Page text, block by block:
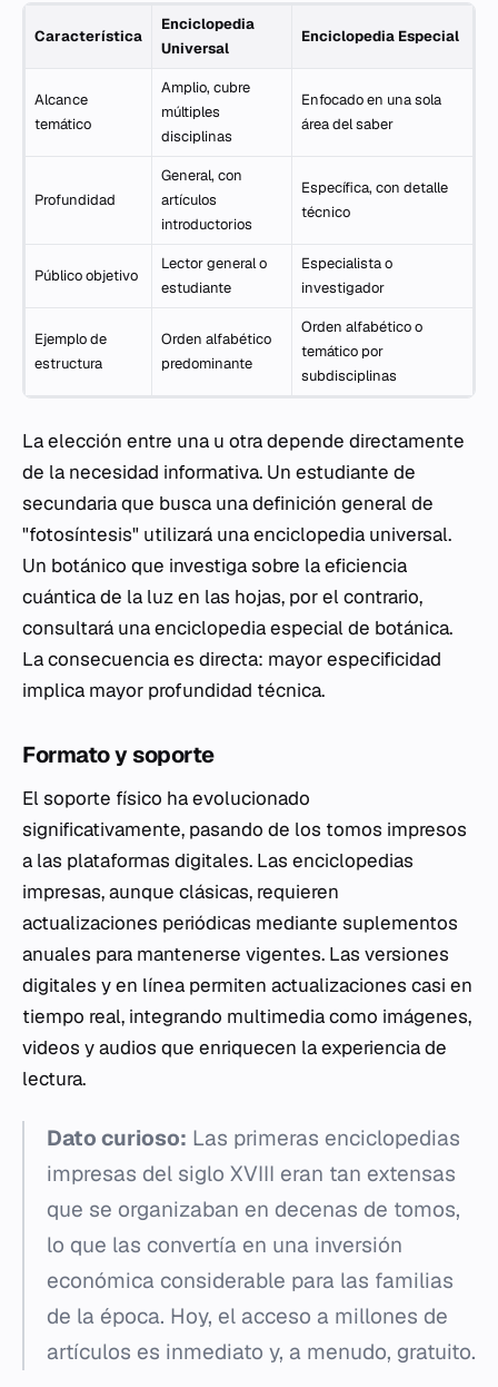
Característica
Enciclopedia
Universal
Enciclopedia Especial
Alcance
temático
Amplio, cubre
múltiples
disciplinas
Enfocado en una sola
área del saber
Profundidad
General, con
artículos
introductorios
Específica, con detalle
técnico
Público objetivo
Lector general o
estudiante
Especialista o
investigador
Ejemplo de
estructura
Orden alfabético
predominante
Orden alfabético o
temático por
subdisciplinas
La elección entre una u otra depende directamente
de la necesidad informativa. Un estudiante de
secundaria que busca una definición general de
"fotosíntesis" utilizará una enciclopedia universal.
Un botánico que investiga sobre la eficiencia
cuántica de la luz en las hojas, por el contrario,
consultará una enciclopedia especial de botánica.
La consecuencia es directa: mayor especificidad
implica mayor profundidad técnica.
Formato y soporte
El soporte físico ha evolucionado
significativamente, pasando de los tomos impresos
a las plataformas digitales. Las enciclopedias
impresas, aunque clásicas, requieren
actualizaciones periódicas mediante suplementos
anuales para mantenerse vigentes. Las versiones
digitales y en línea permiten actualizaciones casi en
tiempo real, integrando multimedia como imágenes,
videos y audios que enriquecen la experiencia de
lectura.
Dato curioso: Las primeras enciclopedias
impresas del siglo XVIII eran tan extensas
que se organizaban en decenas de tomos,
lo que las convertía en una inversión
económica considerable para las familias
de la época. Hoy, el acceso a millones de
artículos es inmediato y, a menudo, gratuito.